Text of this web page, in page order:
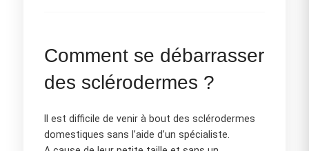
Comment se débarrasser
des sclérodermes ?
Il est difficile de venir à bout des sclérodermes
domestiques sans l’aide d’un spécialiste.